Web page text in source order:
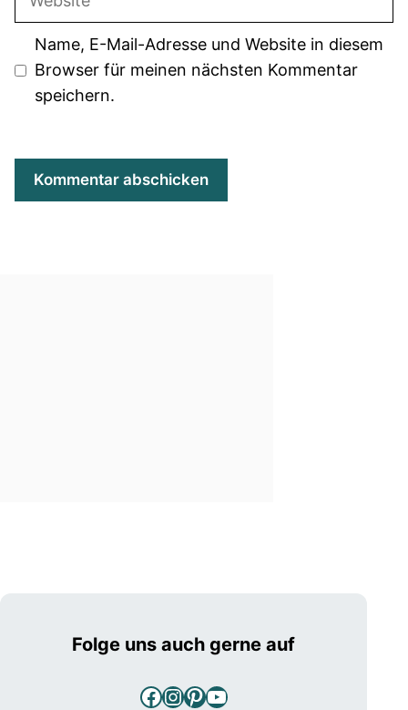
Name, E-Mail-Adresse und Website in diesem
Browser für meinen nächsten Kommentar
speichern.
Folge uns auch gerne auf
Facebook
Instagram
Pinterest
YouTube